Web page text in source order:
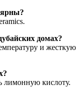
домах?
и жесткую
лимонную кислоту.